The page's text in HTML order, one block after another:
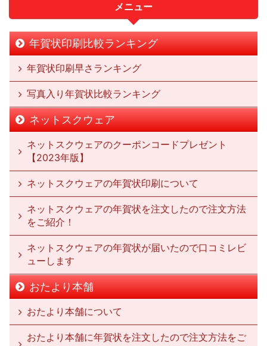
メニュー
年賀状印刷比較ランキング
年賀状印刷早さランキング
写真入り年賀状比較ランキング
ネットスクウェア
ネットスクウェアのクーポンコードプレゼント
【2023年版】
ネットスクウェアの年賀状印刷について
ネットスクウェアの年賀状を注文したので注文方法
をご紹介！
ネットスクウェアの年賀状が届いたので口コミレビ
ューします
おたより本舗
おたより本舗について
おたより本舗に年賀状を注文したので注文方法をご